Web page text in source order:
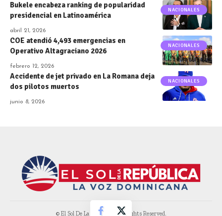
NACIONALES
Bukele encabeza ranking de popularidad
presidencial en Latinoamérica
abril 21, 2026
NACIONALES
COE atendió 4,493 emergencias en
Operativo Altagraciano 2026
febrero 12, 2026
NACIONALES
Accidente de jet privado en La Romana deja
dos pilotos muertos
junio 8, 2026
© El Sol De La Republica. All Rights Reserved.